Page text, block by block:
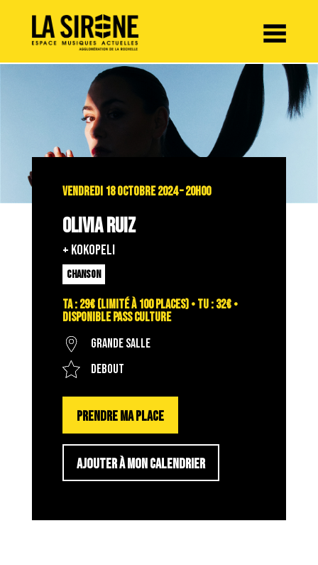
VENDREDI 18 OCTOBRE 2024 – 20H00
OLIVIA RUIZ
+ KOKOPELI
CHANSON
TA : 29€ (limité à 100 places) • TU : 32€ •
Disponible PASS CULTURE
Grande salle
Debout
PRENDRE MA PLACE
AJOUTER À MON CALENDRIER